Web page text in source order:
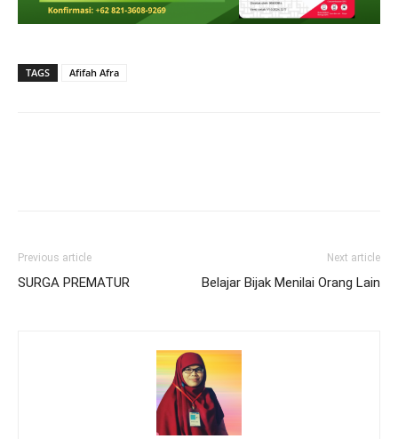
TAGS Afifah Afra
Previous article
SURGA PREMATUR
Next article
Belajar Bijak Menilai Orang Lain